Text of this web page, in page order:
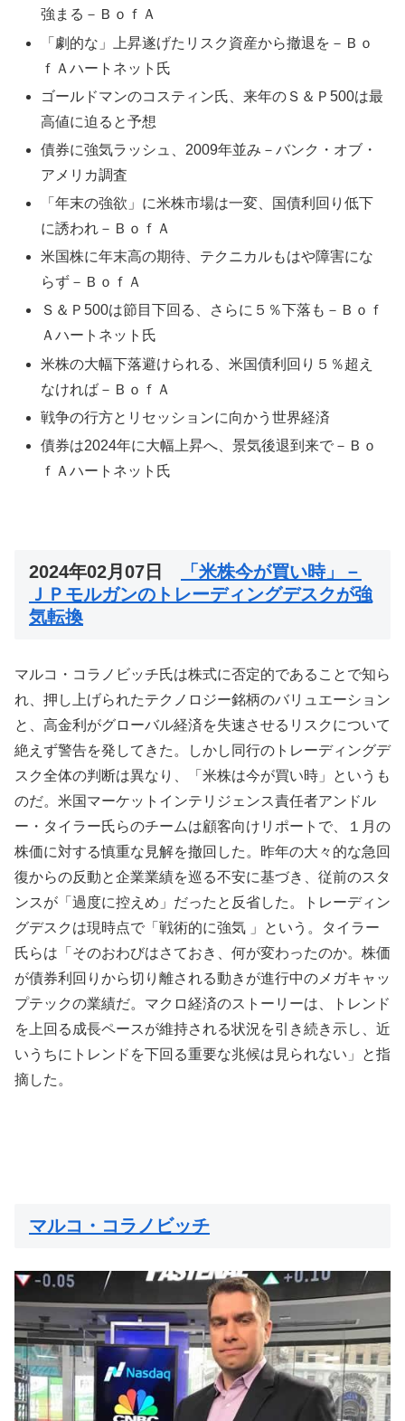
強まる－ＢｏｆＡ
「劇的な」上昇遂げたリスク資産から撤退を－Ｂｏ
ｆＡハートネット氏
ゴールドマンのコスティン氏、来年のＳ＆Ｐ500は最
高値に迫ると予想
債券に強気ラッシュ、2009年並み－バンク・オブ・
アメリカ調査
「年末の強欲」に米株市場は一変、国債利回り低下
に誘われ－ＢｏｆＡ
米国株に年末高の期待、テクニカルもはや障害にな
らず－ＢｏｆＡ
Ｓ＆Ｐ500は節目下回る、さらに５％下落も－Ｂｏｆ
Ａハートネット氏
米株の大幅下落避けられる、米国債利回り５％超え
なければ－ＢｏｆＡ
戦争の行方とリセッションに向かう世界経済
債券は2024年に大幅上昇へ、景気後退到来で－Ｂｏ
ｆＡハートネット氏
2024年02月07日
「米株今が買い時」－
ＪＰモルガンのトレーディングデスクが強
気転換
マルコ・コラノビッチ氏は株式に否定的であることで知ら
れ、押し上げられたテクノロジー銘柄のバリュエーション
と、高金利がグローバル経済を失速させるリスクについて
絶えず警告を発してきた。しかし同行のトレーディングデ
スク全体の判断は異なり、「米株は今が買い時」というも
のだ。米国マーケットインテリジェンス責任者アンドル
ー・タイラー氏らのチームは顧客向けリポートで、１月の
株価に対する慎重な見解を撤回した。昨年の大々的な急回
復からの反動と企業業績を巡る不安に基づき、従前のスタ
ンスが「過度に控えめ」だったと反省した。トレーディン
グデスクは現時点で「戦術的に強気 」という。タイラー
氏らは「そのおわびはさておき、何が変わったのか。株価
が債券利回りから切り離される動きが進行中のメガキャッ
プテックの業績だ。マクロ経済のストーリーは、トレンド
を上回る成長ペースが維持される状況を引き続き示し、近
いうちにトレンドを下回る重要な兆候は見られない」と指
摘した。
マルコ・コラノビッチ